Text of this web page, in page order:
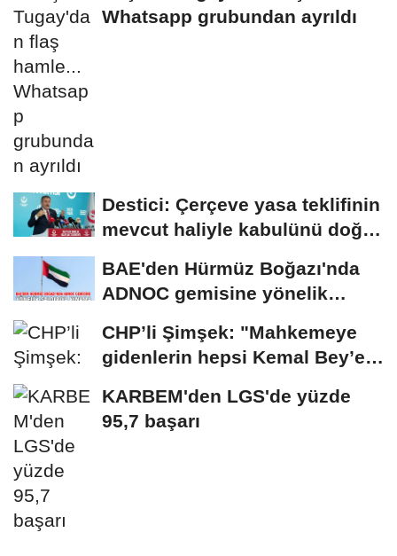
Whatsapp grubundan ayrıldı
Destici: Çerçeve yasa teklifinin
mevcut haliyle kabulünü doğru
BAE'den Hürmüz Boğazı'nda
ADNOC gemisine yönelik
CHP’li Şimşek: "Mahkemeye
gidenlerin hepsi Kemal Bey’e
KARBEM'den LGS'de yüzde
95,7 başarı